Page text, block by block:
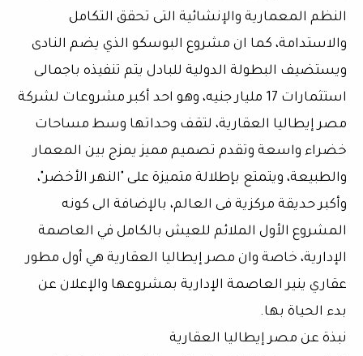
النظم المعمارية والإنشائية التى تحقق التكامل
والاستدامة، كما ان مشروع البوسكو الذي يضم النادى
ويستضيف البطولة الدولية للبادل يتم تنفيذه باجمالى
استثمارات 17 مليار جنيه، وهو احد أكبر مشروعات لشركة
مصر إيطاليا العقارية، لتقف وحداتها وسط مساحات
خضراء واسعة وتقدم تصميم مميز يمزج بين المعمار
والطبيعة، ويتمتع بإطلالة متميزة على "النهر الأخضر"،
وأكبر حديقة مركزية فى العالم، بالإضافة الى كونه
المشروع الأول الملائم للعيش بالكامل في العاصمة
الإدارية، خاصة وان مصر إيطاليا العقارية هي أول مطور
عقاري ينير العاصمة الإدارية بمشروعها والإعلان عن
بدء الحياة بها.
نبذة عن مصر إيطاليا العقارية